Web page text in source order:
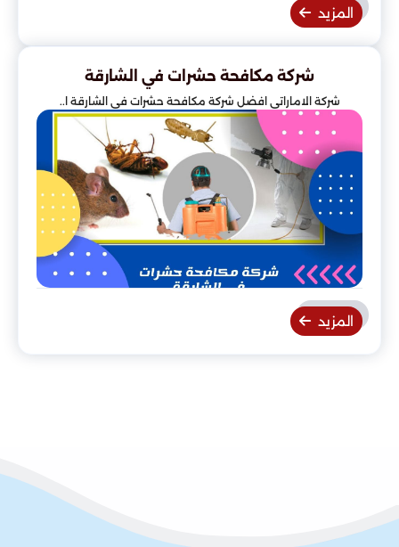
المزيد
شركة مكافحة حشرات في الشارقة
شركة الاماراتي افضل شركة مكافحة حشرات في الشارقة ا..
المزيد